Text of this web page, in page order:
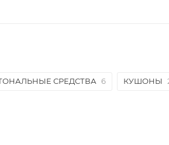
СРЕДСТВА 6 КУШОНЫ